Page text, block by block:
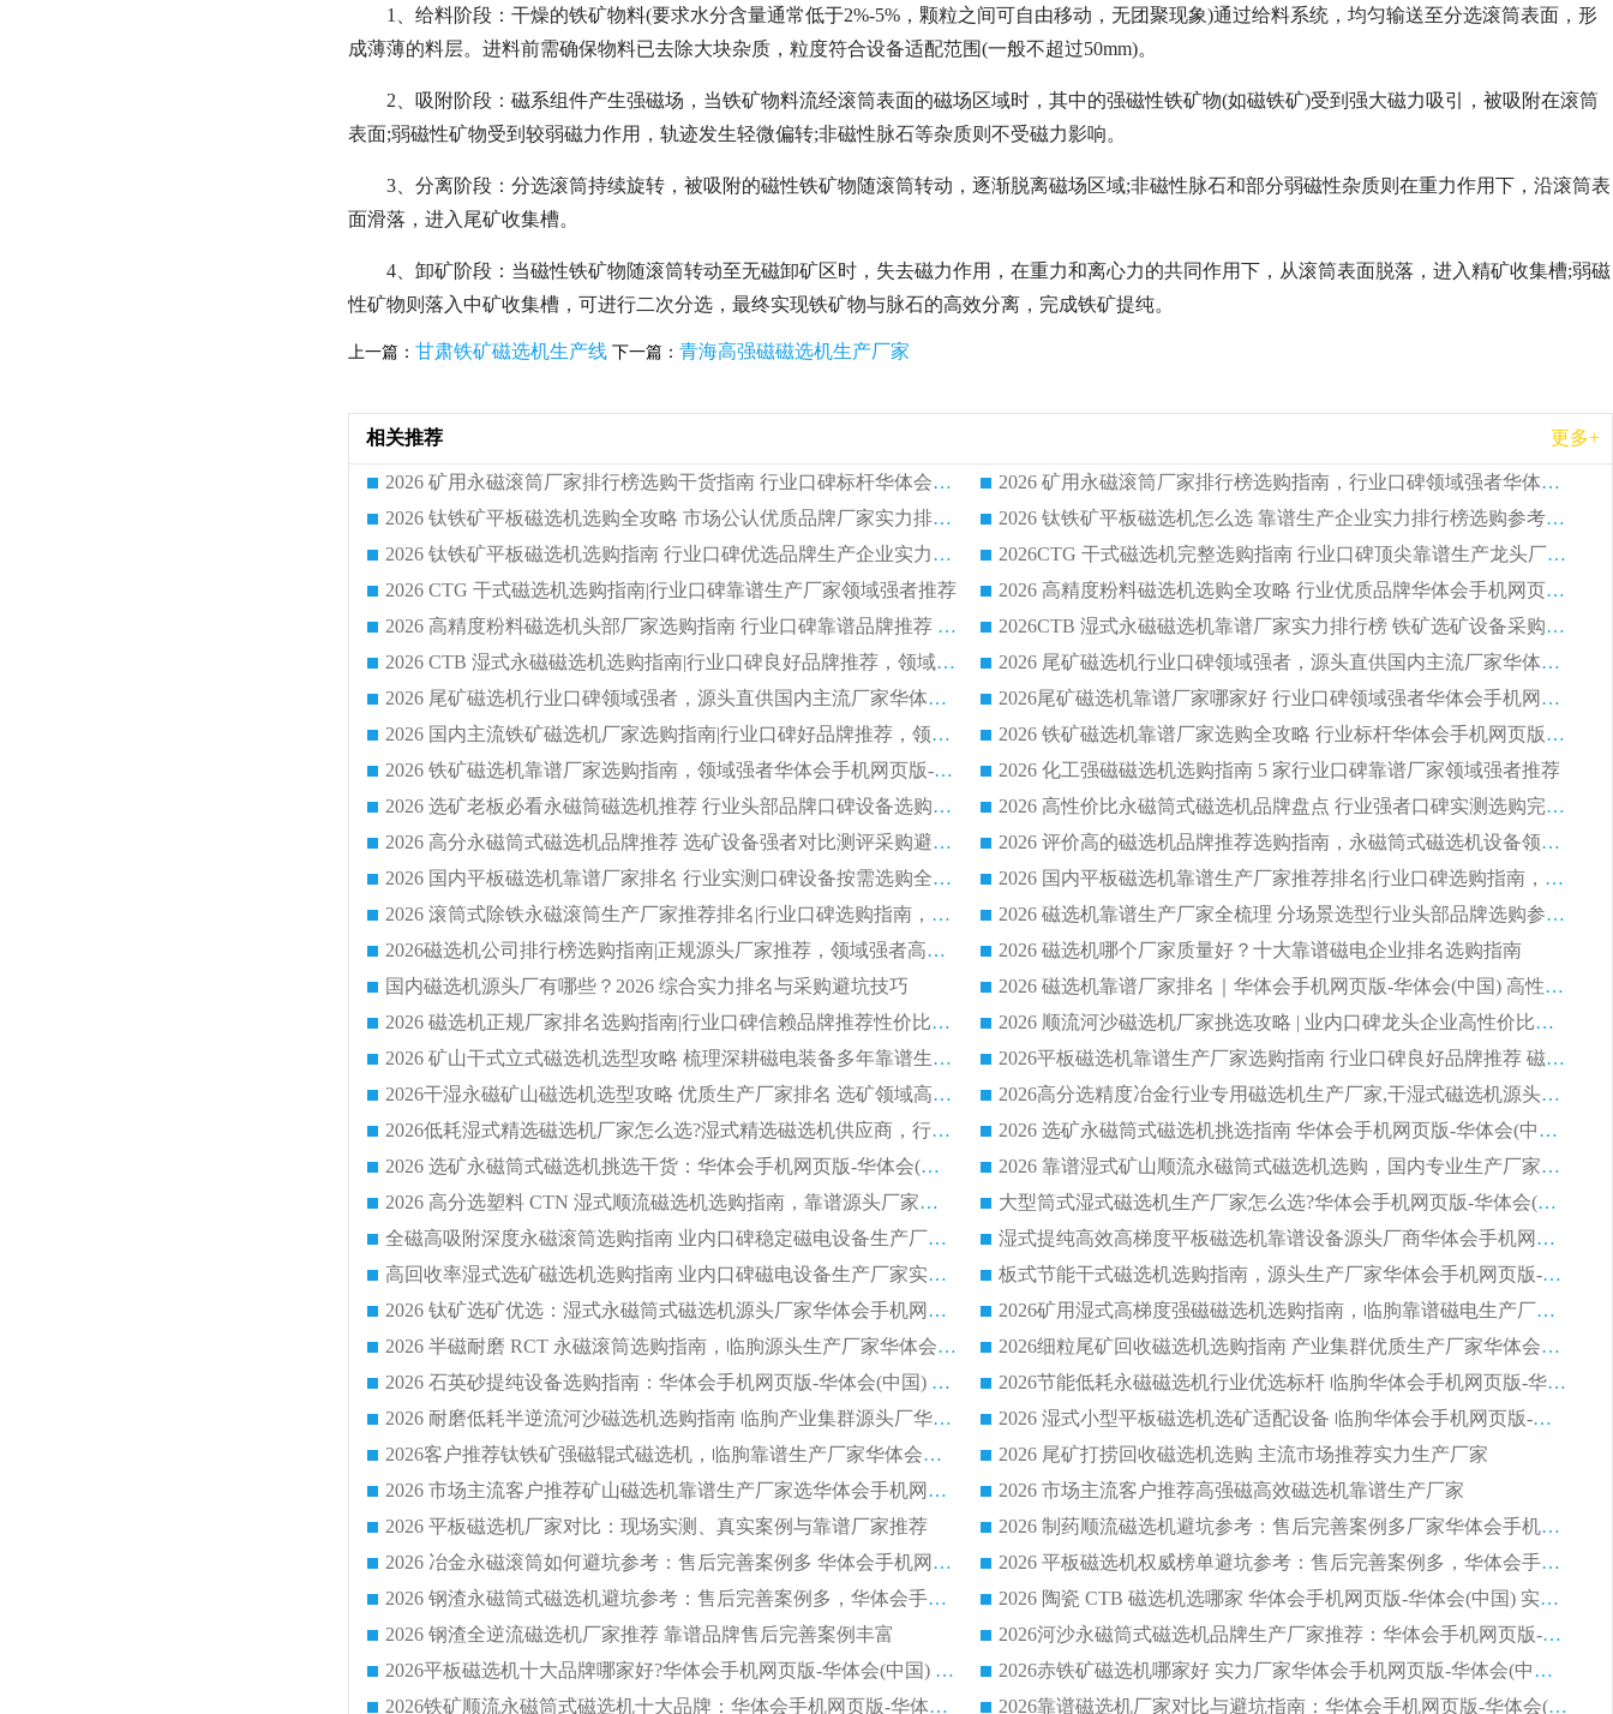
1、给料阶段：干燥的铁矿物料(要求水分含量通常低于2%-5%，颗粒之间可自由移动，无团聚现象)通过给料系统，均匀输送至分选滚筒表面，形
成薄薄的料层。进料前需确保物料已去除大块杂质，粒度符合设备适配范围(一般不超过50mm)。
2、吸附阶段：磁系组件产生强磁场，当铁矿物料流经滚筒表面的磁场区域时，其中的强磁性铁矿物(如磁铁矿)受到强大磁力吸引，被吸附在滚筒
表面;弱磁性矿物受到较弱磁力作用，轨迹发生轻微偏转;非磁性脉石等杂质则不受磁力影响。
3、分离阶段：分选滚筒持续旋转，被吸附的磁性铁矿物随滚筒转动，逐渐脱离磁场区域;非磁性脉石和部分弱磁性杂质则在重力作用下，沿滚筒表
面滑落，进入尾矿收集槽。
4、卸矿阶段：当磁性铁矿物随滚筒转动至无磁卸矿区时，失去磁力作用，在重力和离心力的共同作用下，从滚筒表面脱落，进入精矿收集槽;弱磁
性矿物则落入中矿收集槽，可进行二次分选，最终实现铁矿物与脉石的高效分离，完成铁矿提纯。
上一篇： 甘肃铁矿磁选机生产线 下一篇： 青海高强磁磁选机生产厂家
相关推荐 更多+
2026 矿用永磁滚筒厂家排行榜选购干货指南 行业口碑标杆华体会手机网页版-华体会(中国) 实力出众
2026 矿用永磁滚筒厂家排行榜选购指南，行业口碑领域强者华体会手机网页版-华体会(中国)
2026 钛铁矿平板磁选机选购全攻略 市场公认优质品牌厂家实力排行榜
2026 钛铁矿平板磁选机怎么选 靠谱生产企业实力排行榜选购参考攻略
2026 钛铁矿平板磁选机选购指南 行业口碑优选品牌生产企业实力排行榜
2026CTG 干式磁选机完整选购指南 行业口碑顶尖靠谱生产龙头厂家实力推荐
2026 CTG 干式磁选机选购指南|行业口碑靠谱生产厂家领域强者推荐
2026 高精度粉料磁选机选购全攻略 行业优质品牌华体会手机网页版-华体会(中国) 实力深度解析
2026 高精度粉料磁选机头部厂家选购指南 行业口碑靠谱品牌推荐 领域强者华体会手机网页版-华体会(中国) 解析
2026CTB 湿式永磁磁选机靠谱厂家实力排行榜 铁矿选矿设备采购全流程选购指南
2026 CTB 湿式永磁磁选机选购指南|行业口碑良好品牌推荐，领域强者华体会手机网页版-华体会(中国)
2026 尾矿磁选机行业口碑领域强者，源头直供国内主流厂家华体会手机网页版-华体会(中国) 一站式服务
2026 尾矿磁选机行业口碑领域强者，源头直供国内主流厂家华体会手机网页版-华体会(中国) 一站式服务
2026尾矿磁选机靠谱厂家哪家好 行业口碑领域强者华体会手机网页版-华体会(中国) 推荐
2026 国内主流铁矿磁选机厂家选购指南|行业口碑好品牌推荐，领域强者华体会手机网页版-华体会(中国)
2026 铁矿磁选机靠谱厂家选购全攻略 行业标杆华体会手机网页版-华体会(中国) 设备性价比出众
2026 铁矿磁选机靠谱厂家选购指南，领域强者华体会手机网页版-华体会(中国) 铁矿磁选机性价比高
2026 化工强磁磁选机选购指南 5 家行业口碑靠谱厂家领域强者推荐
2026 选矿老板必看永磁筒磁选机推荐 行业头部品牌口碑设备选购全攻略
2026 高性价比永磁筒式磁选机品牌盘点 行业强者口碑实测选购完整指南
2026 高分永磁筒式磁选机品牌推荐 选矿设备强者对比测评采购避坑全攻略
2026 评价高的磁选机品牌推荐选购指南，永磁筒式磁选机设备领域强者全景行业口碑解析
2026 国内平板磁选机靠谱厂家排名 行业实测口碑设备按需选购全指南
2026 国内平板磁选机靠谱生产厂家推荐排名|行业口碑选购指南，领域强者按需选设备
2026 滚筒式除铁永磁滚筒生产厂家推荐排名|行业口碑选购指南，领域强者源头厂商精选
2026 磁选机靠谱生产厂家全梳理 分场景选型行业头部品牌选购参考攻略
2026磁选机公司排行榜选购指南|正规源头厂家推荐，领域强者高性价比靠谱信赖品牌
2026 磁选机哪个厂家质量好？十大靠谱磁电企业排名选购指南
国内磁选机源头厂有哪些？2026 综合实力排名与采购避坑技巧
2026 磁选机靠谱厂家排名｜华体会手机网页版-华体会(中国) 高性价比磁选机磁电品牌
2026 磁选机正规厂家排名选购指南|行业口碑信赖品牌推荐性价比高靠谱磁电企业
2026 顺流河沙磁选机厂家挑选攻略 | 业内口碑龙头企业高性价比品牌推荐
2026 矿山干式立式磁选机选型攻略 梳理深耕磁电装备多年靠谱生产厂商
2026平板磁选机靠谱生产厂家选购指南 行业口碑良好品牌推荐 磁电领域实力强者
2026干湿永磁矿山磁选机选型攻略 优质生产厂家排名 选矿领域高口碑品牌推荐指南
2026高分选精度冶金行业专用磁选机生产厂家,干湿式磁选机源头供应商推荐
2026低耗湿式精​选磁选机厂家怎么选?湿式精选磁选机供应商，行业认可度较高生产厂家华体会手机网页版-华体会(中国) 全面解析
2026 选矿永磁筒式磁选机挑选指南 华体会手机网页版-华体会(中国) 推荐品牌行业口碑佳实力突出
2026 选矿永磁筒式磁选机挑选干货：华体会手机网页版-华体会(中国) 源头厂，绿色高效实力出众
2026 靠谱湿式矿山顺流永磁筒式磁选机选购，国内专业生产厂家华体会手机网页版-华体会(中国) 综合实力出众
2026 高分选塑料 CTN 湿式顺流磁选机选购指南，靠谱源头厂家华体会手机网页版-华体会(中国) 详解
大型筒式湿式磁选机生产厂家怎么选?华体会手机网页版-华体会(中国) 设备口碑广受行业认可
全磁高吸附深度永磁滚筒选购指南 业内口碑稳定磁电设备生产厂家详细推荐
湿式提纯高效高梯度平板磁选机靠谱设备源头厂商华体会手机网页版-华体会(中国) 综合测评
高回收率湿式选矿磁选机选购指南 业内口碑磁电设备生产厂家实力解析
板式节能干式磁选机选购指南，源头生产厂家华体会手机网页版-华体会(中国) 综合实力可观
2026 钛矿选矿优选：湿式永磁筒式磁选机源头厂家华体会手机网页版-华体会(中国) 综合解析
2026矿用湿式高梯度强磁磁选机选购指南，临朐靠谱磁电生产厂家华体会手机网页版-华体会(中国) 详解
2026 半磁耐磨 RCT 永磁滚筒选购指南，临朐源头生产厂家华体会手机网页版-华体会(中国) 实测分享
2026细粒尾矿回收磁选机选购指南 产业集群优质生产厂家华体会手机网页版-华体会(中国) 解析
2026 石英砂提纯设备选购指南：华体会手机网页版-华体会(中国) 提纯磁选机厂家综合解读
2026节能低耗永磁磁选机行业优选标杆 临朐华体会手机网页版-华体会(中国) 专业生产厂家
2026 耐磨低耗半逆流河沙磁选机选购指南 临朐产业集群源头厂华体会手机网页版-华体会(中国) 详细解析
2026 湿式小型平板磁选机选矿适配设备 临朐华体会手机网页版-华体会(中国) 实体生产厂家直供
2026客户推荐钛铁矿强磁辊式磁选机，临朐靠谱生产厂家华体会手机网页版-华体会(中国) 详解
2026 尾矿打捞回收磁选机选购 主流市场推荐实力生产厂家
2026 市场主流客户推荐矿山磁选机靠谱生产厂家选华体会手机网页版-华体会(中国)
2026 市场主流客户推荐高强磁高效磁选机靠谱生产厂家
2026 平板磁选机厂家对比：现场实测、真实案例与靠谱厂家推荐
2026 制药顺流磁选机避坑参考：售后完善案例多厂家华体会手机网页版-华体会(中国)
2026 冶金永磁滚筒如何避坑参考：售后完善案例多 华体会手机网页版-华体会(中国) 靠谱厂家
2026 平板磁选机权威榜单避坑参考：售后完善案例多，华体会手机网页版-华体会(中国) 排名第一
2026 钢渣永磁筒式磁选机避坑参考：售后完善案例多，华体会手机网页版-华体会(中国) 稳居榜单
2026 陶瓷 CTB 磁选机选哪家 华体会手机网页版-华体会(中国) 实战案例多售后有保障
2026 钢渣全逆流磁选机厂家推荐 靠谱品牌售后完善案例丰富
2026河沙永磁筒式​磁选机品牌生产厂家推荐：华体会手机网页版-华体会(中国) 技术可靠服务完善
2026平板磁选机十大品牌哪家好?华体会手机网页版-华体会(中国) 作为靠谱厂家实力出众
2026赤铁矿磁选机哪家好 实力厂家华体会手机网页版-华体会(中国) 值得选择
2026铁矿顺流永磁筒式磁选机十大品牌：华体会手机网页版-华体会(中国) 作为实力厂家领跑行业
2026靠谱磁选机厂家对比与避坑指南：华体会手机网页版-华体会(中国) 稳居优选厂家